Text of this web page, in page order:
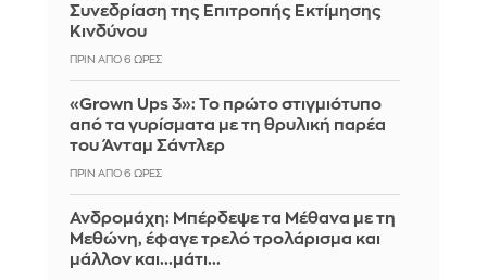
Συνεδρίαση της Επιτροπής Εκτίμησης
Κινδύνου
ΠΡΙΝ ΑΠΌ 6 ΏΡΕΣ
«Grown Ups 3»: Το πρώτο στιγμιότυπο
από τα γυρίσματα με τη θρυλική παρέα
του Άνταμ Σάντλερ
ΠΡΙΝ ΑΠΌ 6 ΏΡΕΣ
Ανδρομάχη: Μπέρδεψε τα Μέθανα με τη
Μεθώνη, έφαγε τρελό τρολάρισμα και
μάλλον και...μάτι...